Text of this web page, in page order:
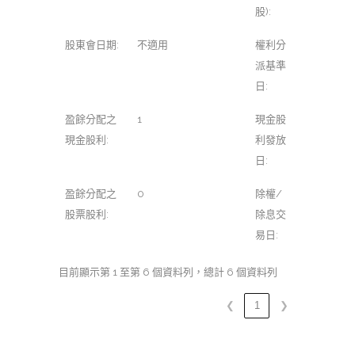
股):
股東會日期: 不適用
權利分
派基準
日:
盈餘分配之
現金股利:
1
現金股
利發放
日:
盈餘分配之
股票股利:
0
除權/
除息交
易日:
目前顯示第 1 至第 6 個資料列，總計 6 個資料列
❮ 1 ❯